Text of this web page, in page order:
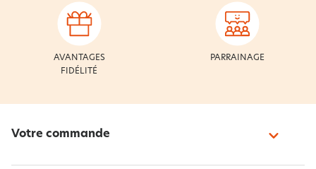
AVANTAGES
FIDÉLITÉ
PARRAINAGE
Votre commande